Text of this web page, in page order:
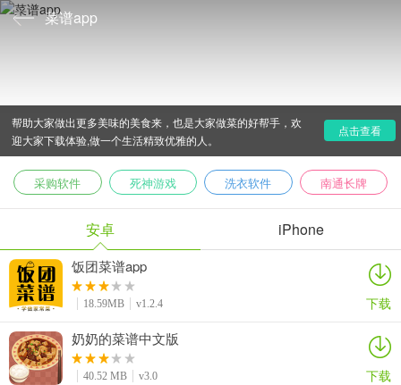
菜谱app
菜谱app合集，包括了下厨房.美食杰以及香哈菜谱等等app,能
帮助大家做出更多美味的美食来，也是大家做菜的好帮手，欢
迎大家下载体验,做一个生活精致优雅的人。
点击查看
采购软件 死神游戏 洗衣软件 南通长牌
安卓 iPhone
饭团菜谱app
18.59MB v1.2.4 下载
奶奶的菜谱中文版
40.52 MB v3.0 下载